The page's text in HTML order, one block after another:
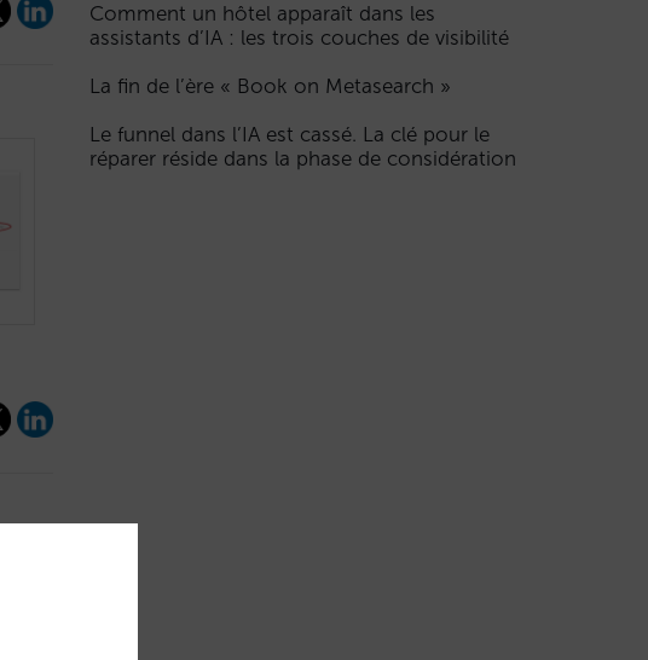
Comment un hôtel apparaît dans les
assistants d’IA : les trois couches de visibilité
La fin de l’ère « Book on Metasearch »
Le funnel dans l’IA est cassé. La clé pour le
réparer réside dans la phase de considération